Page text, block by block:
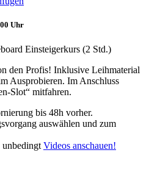
Uhr
Einsteigerkurs (2 Std.)
den Profis! Inklusive Leihmaterial
Ausprobieren. Im Anschluss
Slot“ mitfahren.
bis 48h vorher.
auswählen und zum
Videos anschauen!